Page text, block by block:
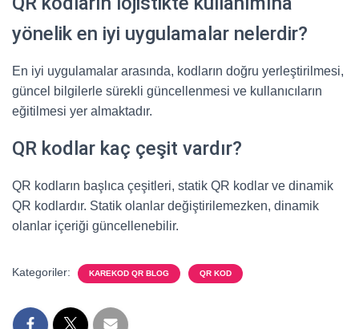
yönelik en iyi uygulamalar nelerdir?
En iyi uygulamalar arasında, kodların doğru yerleştirilmesi,
güncel bilgilerle sürekli güncellenmesi ve kullanıcıların
eğitilmesi yer almaktadır.
QR kodlar kaç çeşit vardır?
QR kodların başlıca çeşitleri, statik QR kodlar ve dinamik
QR kodlardır. Statik olanlar değiştirilemezken, dinamik
olanlar içeriği güncellenebilir.
Kategoriler: KAREKOD QR BLOG QR KOD